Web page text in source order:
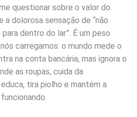
questionar sobre o valor do
a dolorosa sensação de “não
dentro do lar”. É um peso
carregamos: o mundo mede o
na conta bancária, mas ignora o
as roupas, cuida da
tira piolho e mantém a